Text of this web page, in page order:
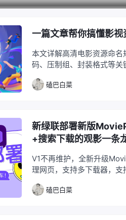
一篇文章帮你搞懂影视
本文详解高清电影资源命
码、压制组、封装格式等关
磕巴白菜
新绿联部署新版
+搜索下载的观影一条
V1不再维护，全新升级
理网页，支持多下载器，支
磕巴白菜